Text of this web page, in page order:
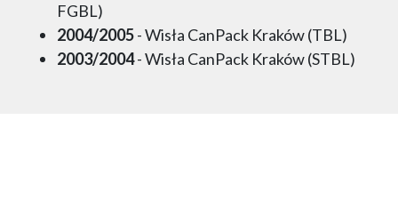
FGBL)
2004/2005- Wisła CanPack Kraków (TBL)
2003/2004- Wisła CanPack Kraków (STBL)